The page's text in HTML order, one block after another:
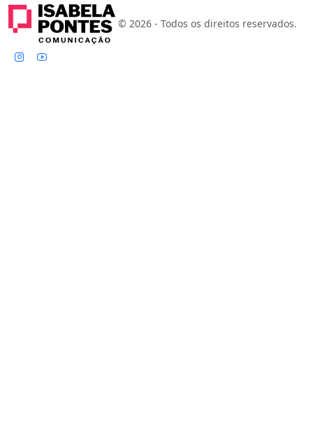
© 2026 - Todos os direitos reservados.